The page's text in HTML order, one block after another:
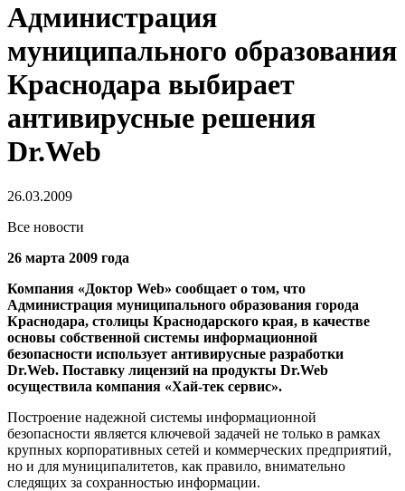
Администрация
муниципального образования
Краснодара выбирает
антивирусные решения
Dr.Web
26.03.2009
Все новости
26 марта 2009 года
Компания «Доктор Web» сообщает о том, что
Администрация муниципального образования города
Краснодара, столицы Краснодарского края, в качестве
основы собственной системы информационной
безопасности использует антивирусные разработки
Dr.Web. Поставку лицензий на продукты Dr.Web
осуществила компания «Хай-тек сервис».
Построение надежной системы информационной
безопасности является ключевой задачей не только в рамках
крупных корпоративных сетей и коммерческих предприятий,
но и для муниципалитетов, как правило, внимательно
следящих за сохранностью информации.